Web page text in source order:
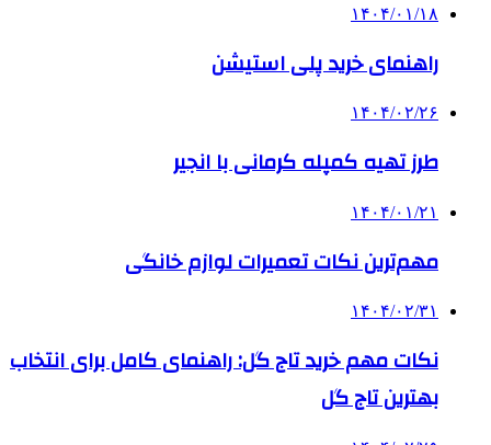
۱۴۰۴/۰۱/۱۸
راهنمای خرید پلی استیشن
۱۴۰۴/۰۲/۲۶
طرز تهیه کمپله کرمانی با انجیر
۱۴۰۴/۰۱/۲۱
مهم‌ترین نکات تعمیرات لوازم خانگی
۱۴۰۴/۰۲/۳۱
نکات مهم خرید تاج گل: راهنمای کامل برای انتخاب
بهترین تاج گل